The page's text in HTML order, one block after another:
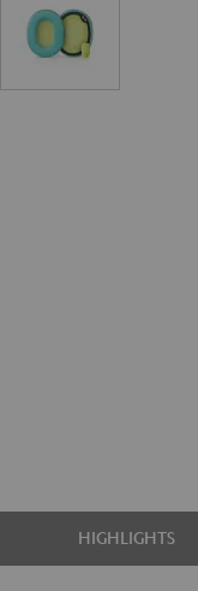
HIGHLIGHTS